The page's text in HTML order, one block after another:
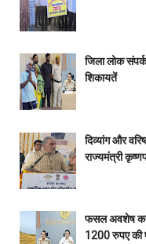
जिला लोक
शिकायतें
दिव्यांग और
राज्यमंत्री
फसल अवशेष का
1200 रुपए की